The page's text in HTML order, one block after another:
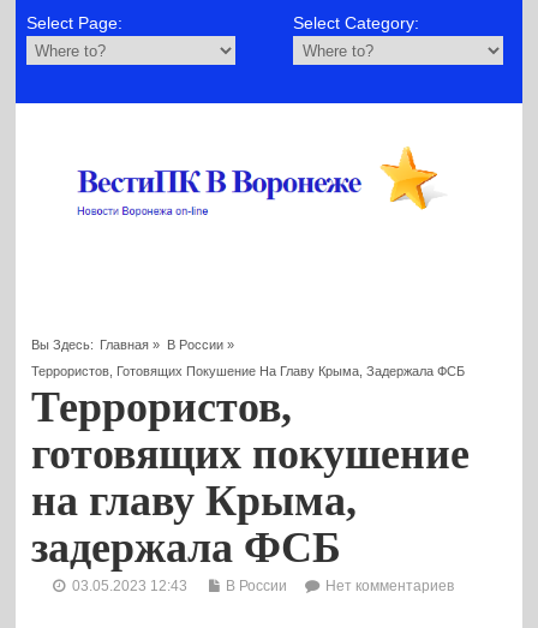
Select Page: Select Category:
Вы Здесь: Главная » В России»
Террористов, Готовящих Покушение На Главу Крыма, Задержала ФСБ
Террористов,
готовящих покушение
на главу Крыма,
задержала ФСБ
03.05.2023 12:43 В России Нет комментариев